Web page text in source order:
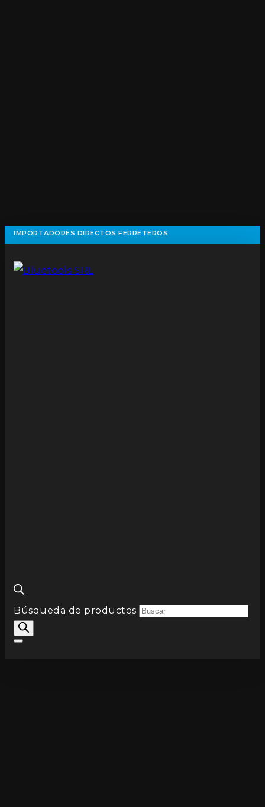
IMPORTADORES DIRECTOS FERRETEROS
Búsqueda de productos